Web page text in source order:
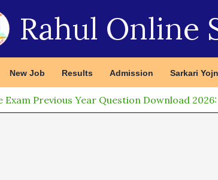
Rahul Online
New Job Results Admission Sarkari
Previous Year Question Download 2026: